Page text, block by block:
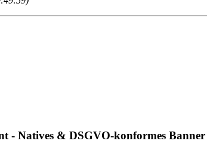
- Natives & DSGVO-konformes Banner